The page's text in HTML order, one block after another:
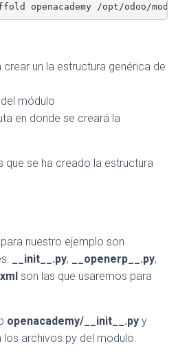
un la estructura genérica de
módulo
en donde se creará la
se ha creado la estructura
nuestro ejemplo son
__init__.py, __openerp__.py,
son las que usaremos para
openacademy/ __init__.py y
archivos.py del modulo.